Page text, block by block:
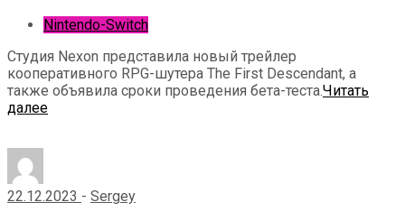
Nintendo-Switch
Студия Nexon представила новый трейлер
кооперативного RPG-шутера The First Descendant, а
также объявила сроки проведения бета-теста.Читать
далее
22.12.2023 - Sergey